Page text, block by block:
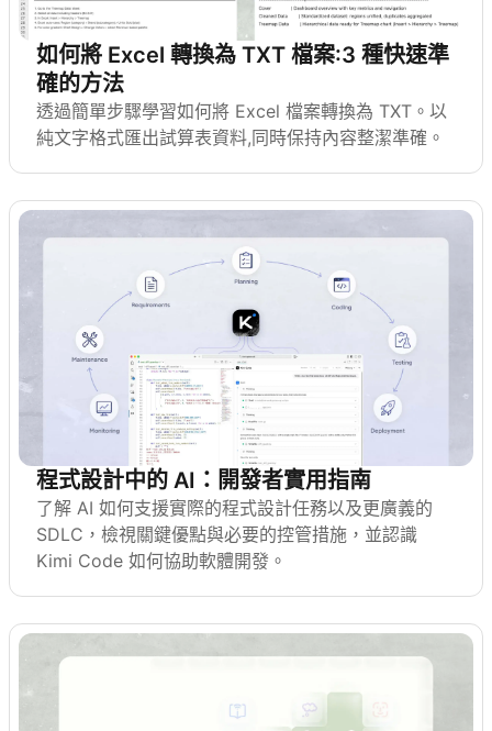
如何將 Excel 轉換為 TXT 檔案:3 種快速準
確的方法
透過簡單步驟學習如何將 Excel 檔案轉換為 TXT。以
純文字格式匯出試算表資料,同時保持內容整潔準確。
程式設計中的 AI：開發者實用指南
了解 AI 如何支援實際的程式設計任務以及更廣義的
SDLC，檢視關鍵優點與必要的控管措施，並認識
Kimi Code 如何協助軟體開發。